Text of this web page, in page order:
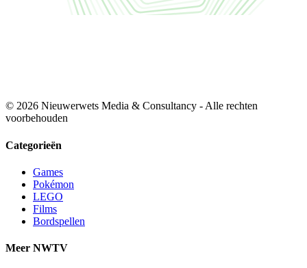
© 2026 Nieuwerwets Media & Consultancy - Alle rechten
voorbehouden
Categorieën
Games
Pokémon
LEGO
Films
Bordspellen
Meer NWTV